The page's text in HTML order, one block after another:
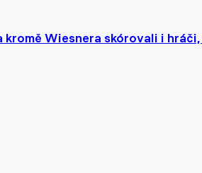
kromě Wiesnera skórovali i